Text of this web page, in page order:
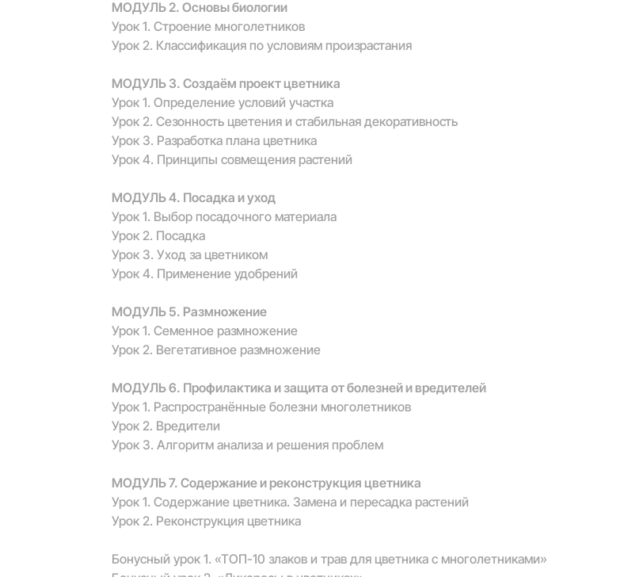
МОДУЛЬ 2. Основы биологии
Урок 1. Строение многолетников
Урок 2. Классификация по условиям произрастания
МОДУЛЬ 3. Создаём проект цветника
Урок 1. Определение условий участка
Урок 2. Сезонность цветения и стабильная декоративность
Урок 3. Разработка плана цветника
Урок 4. Принципы совмещения растений
МОДУЛЬ 4. Посадка и уход
Урок 1. Выбор посадочного материала
Урок 2. Посадка
Урок 3. Уход за цветником
Урок 4. Применение удобрений
МОДУЛЬ 5. Размножение
Урок 1. Семенное размножение
Урок 2. Вегетативное размножение
МОДУЛЬ 6. Профилактика и защита от болезней и вредителей
Урок 1. Распространённые болезни многолетников
Урок 2. Вредители
Урок 3. Алгоритм анализа и решения проблем
МОДУЛЬ 7. Содержание и реконструкция цветника
Урок 1. Содержание цветника. Замена и пересадка растений
Урок 2. Реконструкция цветника
Бонусный урок 1. «ТОП-10 злаков и трав для цветника с многолетниками»